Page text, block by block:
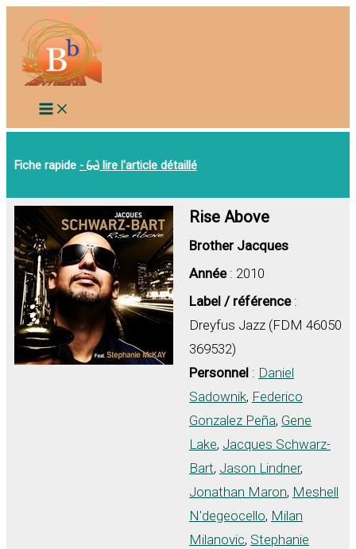
contenu
Fiche rapide - lire l'article détaillé
Rise Above
Brother Jacques
Année: 2010
Label / référence:
Dreyfus Jazz (FDM 46050
369532)
Personnel : Daniel
Sadownik, Federico
Gonzalez Peña, Gene
Lake, Jacques Schwarz-
Bart, Jason Lindner,
Jonathan Maron, Meshell
N'degeocello, Milan
Milanovic, Stephanie